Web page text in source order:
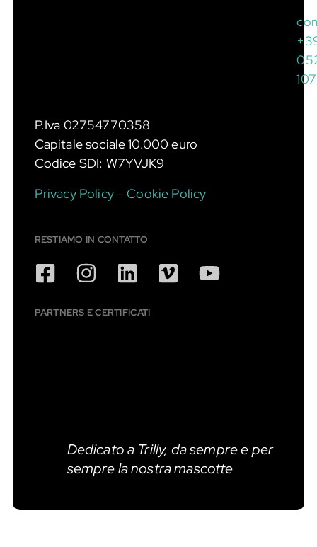
P.Iva 02754770358
Capitale sociale 10.000 euro
Codice SDI: W7YVJK9
Privacy Policy–Cookie Policy
RESTIAMO IN CONTATTO
PARTNERS E CERTIFICATI
Dedicato a Trilly, da sempre e per
sempre la nostra mascotte